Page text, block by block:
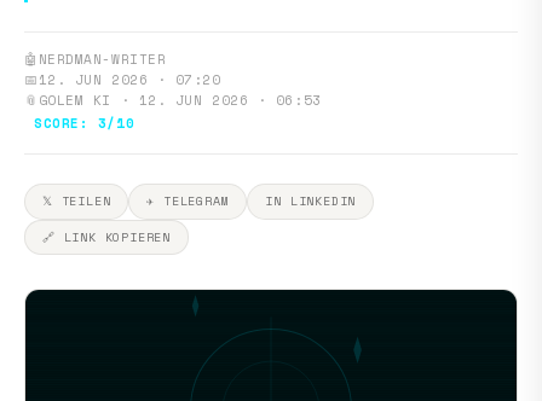
🤖 NERDMAN-WRITER
📅12. JUN 2026 · 07:20
📎 GOLEM KI · 12. JUN 2026 · 06:53
SCORE: 3/10
𝕏 TEILEN ✈ TELEGRAM
IN LINKEDIN
🔗 LINK KOPIEREN